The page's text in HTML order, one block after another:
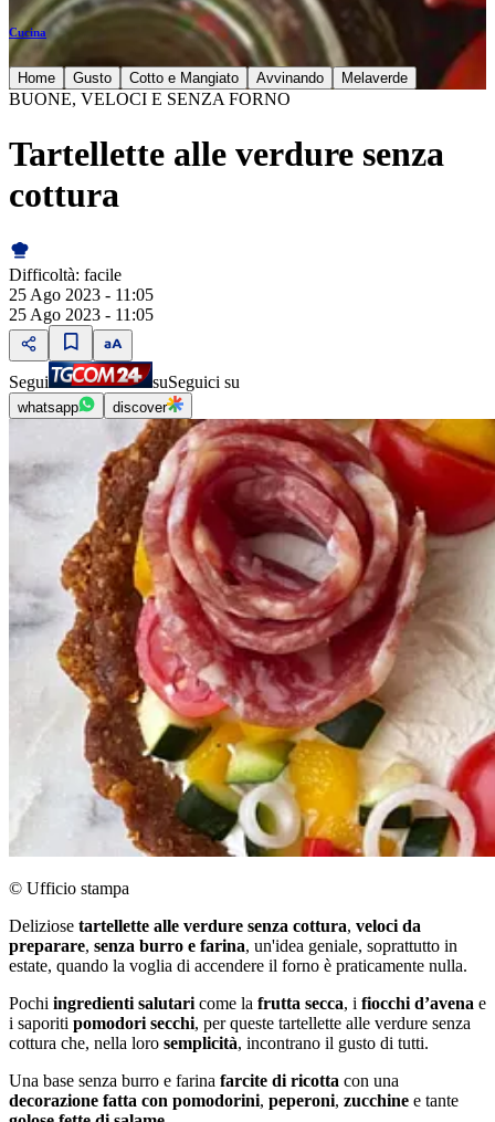
Cucina
Home Gusto Cotto e Mangiato Avvinando Melaverde
BUONE, VELOCI E SENZA FORNO
Tartellette alle verdure senza
cottura
Difficoltà: facile
25 Ago 2023 - 11:05
25 Ago 2023 - 11:05
Segui suSeguici su
whatsapp discover
© Ufficio stampa
Deliziose tartellette alle verdure senza cottura, veloci da
preparare, senza burro e farina, un'idea geniale, soprattutto in
estate, quando la voglia di accendere il forno è praticamente nulla.
Pochi ingredienti salutari come la frutta secca, i fiocchi d’avena e
i saporiti pomodori secchi, per queste tartellette alle verdure senza
cottura che, nella loro semplicità, incontrano il gusto di tutti.
Una base senza burro e farina farcite di ricotta con una
decorazione fatta con pomodorini, peperoni, zucchine e tante